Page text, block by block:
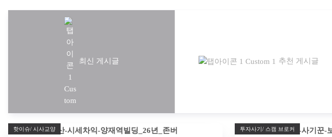
최신 게시글 추천 게시글
핫이슈/ 시사교양 투자사기/ 스캠 브로커